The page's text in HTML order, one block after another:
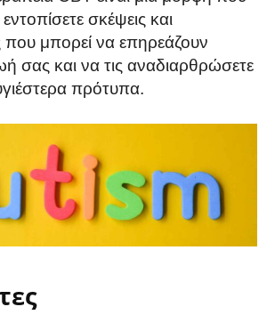
σκέψεις και
που μπορεί να επηρεάζουν
σας και να τις αναδιαρθρώσετε
πρότυπα.